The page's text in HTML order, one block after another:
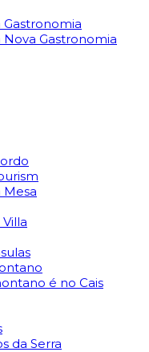
Gastronomia
Nova Gastronomia
Mesa
é no Cais
da Serra